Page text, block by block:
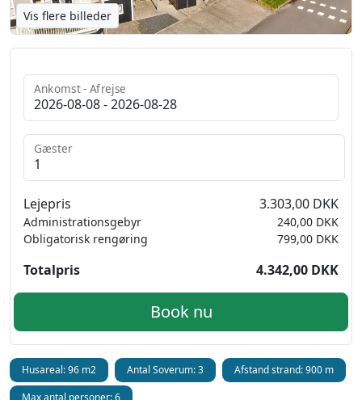
Vis flere billeder
Husareal: 96 m2 Antal Soverum: 3
Afstand strand: 900 m
Max antal personer: 6
Ankomst - Afrejse
Gæster
Lejepris 3.303,00 DKK
240,00 DKK
Administrationsgebyr
799,00 DKK
Obligatorisk rengøring
Totalpris 4.342,00 DKK
Book nu